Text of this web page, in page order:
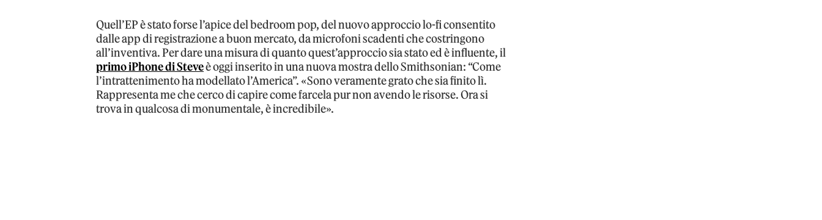
Quell’EP è stato forse l’apice del bedroom pop, del nuovo approccio lo-fi consentito
dalle app di registrazione a buon mercato, da microfoni scadenti che costringono
all’inventiva. Per dare una misura di quanto quest’approccio sia stato ed è influente, il
primo iPhone di Steveè oggi inserito in una nuova mostra dello Smithsonian: “Come
l’intrattenimento ha modellato l’America”. «Sono veramente grato che sia finito lì.
Rappresenta me che cerco di capire come farcela pur non avendo le risorse. Ora si
trova in qualcosa di monumentale, è incredibile».